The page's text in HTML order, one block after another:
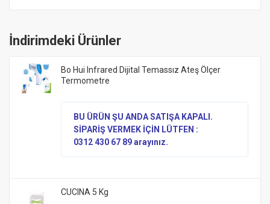
İndirimdeki Ürünler
Bo Hui Infrared Dijital Temassız Ateş Ölçer
Termometre
BU ÜRÜN ŞU ANDA SATIŞA KAPALI.
SİPARİŞ VERMEK İÇİN LÜTFEN :
0312 430 67 89 arayınız.
CUCINA 5 Kg